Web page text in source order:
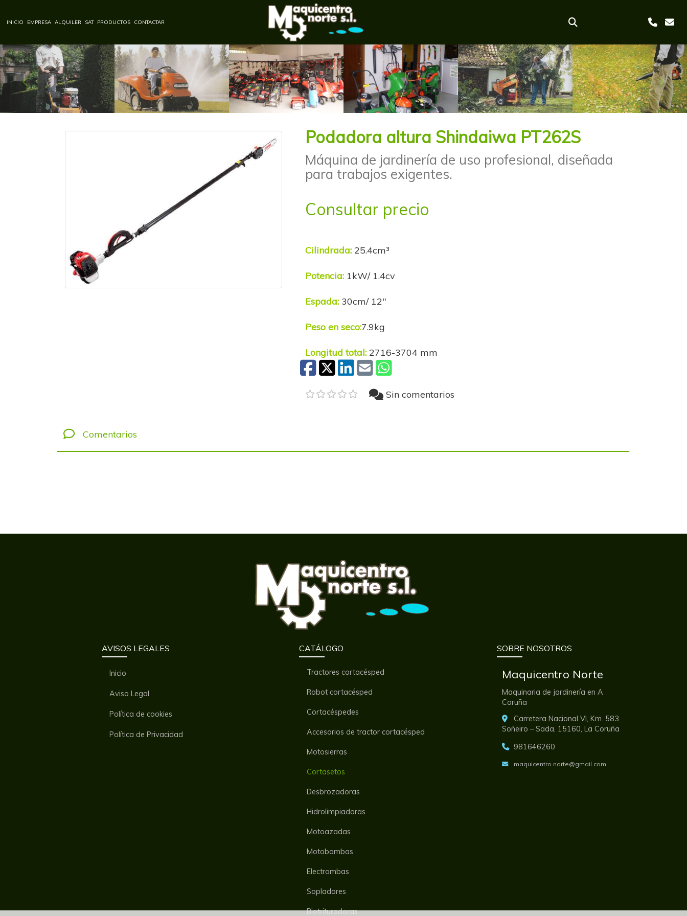
INICIO EMPRESA ALQUILER SAT PRODUCTOS CONTACTAR
Anterior
Podadora altura Shindaiwa PT262S
Máquina de jardinería de uso profesional, diseñada
para trabajos exigentes.
Consultar precio
Cilindrada: 25.4cm³
Potencia: 1kW/ 1.4cv
Espada: 30cm/ 12"
Peso en seco:7.9kg
Longitud total: 2716-3704 mm
Sin comentarios
Comentarios
AVISOS LEGALES
Inicio
Aviso Legal
Política de cookies
Política de Privacidad
CATÁLOGO
Tractores cortacésped
Robot cortacésped
Cortacéspedes
Accesorios de tractor cortacésped
Motosierras
Cortasetos
Desbrozadoras
Hidrolimpiadoras
Motoazadas
Motobombas
Electrombas
Sopladores
Biotrituradoras
SOBRE NOSOTROS
Maquicentro Norte
Maquinaria de jardinería en A
Coruña
Carretera Nacional VI, Km. 583
Soñeiro – Sada, 15160, La Coruña
981646260
maquicentro.norte gmail.com